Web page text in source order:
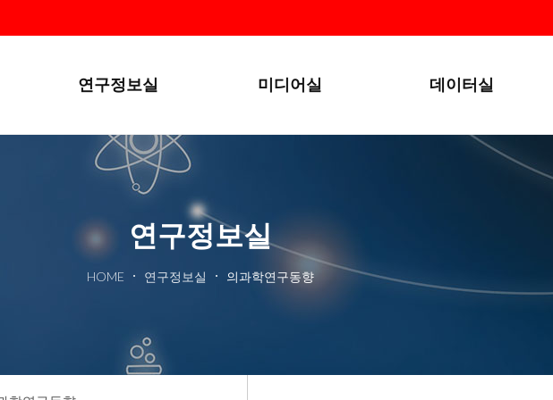
연구정보실 미디어실 데이터실
연구정보실
HOME 연구정보실 의과학연구동향